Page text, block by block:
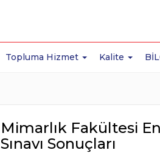
Topluma Hizmet Kalite
Mimarlık Fakültesi
Sınavı Sonuçları